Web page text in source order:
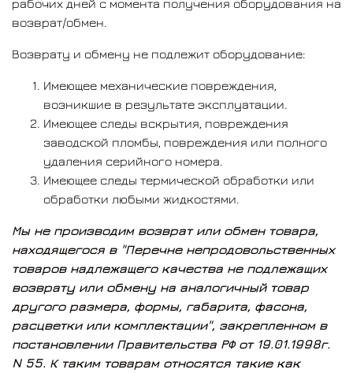
рабочих дней с момента получения оборудования на
возврат/обмен.
Возврату и обмену не подлежит оборудование:
Имеющее механические повреждения,
возникшие в результате эксплуатации.
Имеющее следы вскрытия, повреждения
заводской пломбы, повреждения или полного
удаления серийного номера.
Имеющее следы термической обработки или
обработки любыми жидкостями.
Мы не производим возврат или обмен товара,
находящегося в "Перечне непродовольственных
товаров надлежащего качества не подлежащих
возврату или обмену на аналогичный товар
другого размера, формы, габарита, фасона,
расцветки или комплектации", закрепленном в
постановлении Правительства РФ от 19.01.1998г.
N 55. К таким товарам относятся такие как